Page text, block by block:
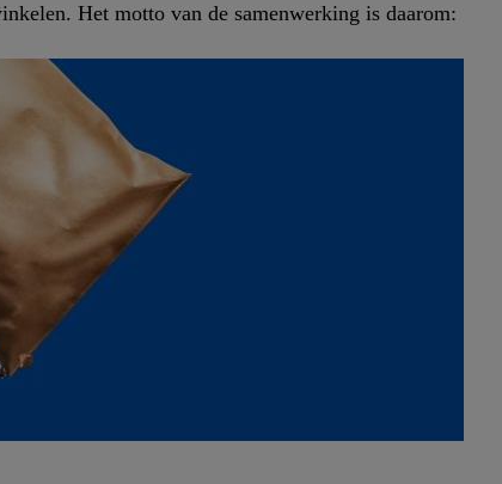
Het motto van de samenwerking is daarom: